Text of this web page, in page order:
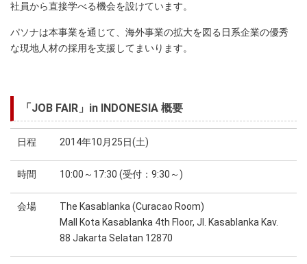
社員から直接学べる機会を設けています。
パソナは本事業を通じて、海外事業の拡大を図る日系企業の優秀
な現地人材の採用を支援してまいります。
「JOB FAIR」in INDONESIA 概要
日程 2014年10月25日(土)
時間 10:00～17:30 (受付：9:30～)
会場
The Kasablanka (Curacao Room)
Mall Kota Kasablanka 4th Floor, Jl. Kasablanka Kav.
88 Jakarta Selatan 12870